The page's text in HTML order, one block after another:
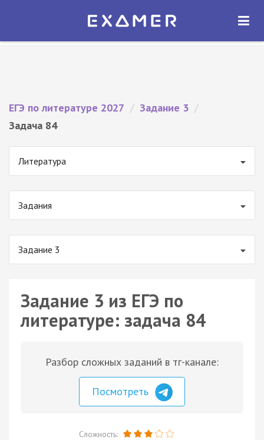
Экзамер — ЕГЭ 2027
ОТКРЫТЬ
ЕГЭ по литературе 2027 / Задание 3 /
Задача 84
Литература
Задания
Задание 3
Задание 3 из ЕГЭ по
литературе: задача 84
Разбор сложных заданий в тг-канале:
Посмотреть
Сложность: